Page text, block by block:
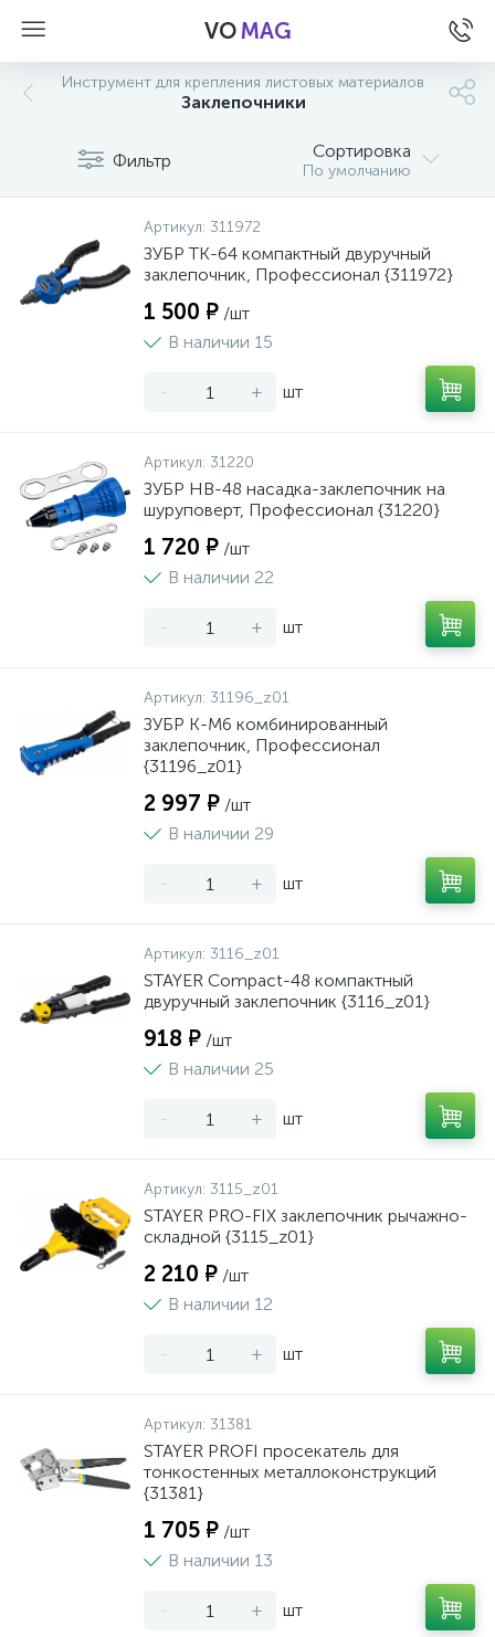
VOMAG
Инструмент для крепления листовых материалов
Заклепочники
Фильтр Сортировка
По умолчанию
Артикул: 311972
ЗУБР ТК-64 компактный двуручный
заклепочник, Профессионал {311972}
1 500 ₽ /шт
В наличии 15
- + шт
Артикул: 31220
ЗУБР НВ-48 насадка-заклепочник на
шуруповерт, Профессионал {31220}
1 720 ₽ /шт
В наличии 22
- + шт
Артикул: 31196_z01
ЗУБР К-М6 комбинированный
заклепочник, Профессионал
{31196_z01}
2 997 ₽ /шт
В наличии 29
- + шт
Артикул: 3116_z01
STAYER Compact-48 компактный
двуручный заклепочник {3116_z01}
918 ₽ /шт
В наличии 25
- + шт
Артикул: 3115_z01
STAYER PRO-FIX заклепочник рычажно-
складной {3115_z01}
2 210 ₽ /шт
В наличии 12
- + шт
Артикул: 31381
STAYER PROFI просекатель для
тонкостенных металлоконструкций
{31381}
1 705 ₽ /шт
В наличии 13
- + шт